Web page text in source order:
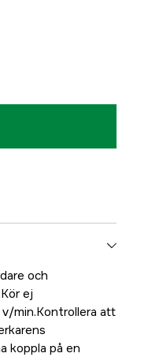
och
ej
min.Kontrollera att
koppla på en